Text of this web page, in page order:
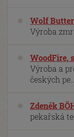
Wolf
Výroba
WoodFire,
Výroba a
českých
Zdeněk
pekařská